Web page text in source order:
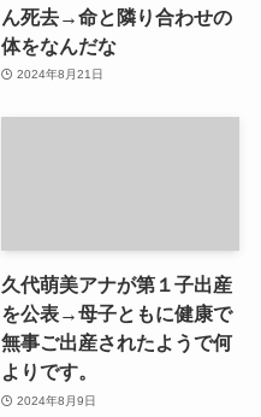
ん死去→命と隣り合わせの
体をなんだな
2024年8月21日
久代萌美アナが第１子出産
を公表→母子ともに健康で
無事ご出産されたようで何
よりです。
2024年8月9日